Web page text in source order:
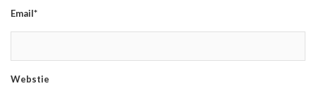
Email*
Webstie